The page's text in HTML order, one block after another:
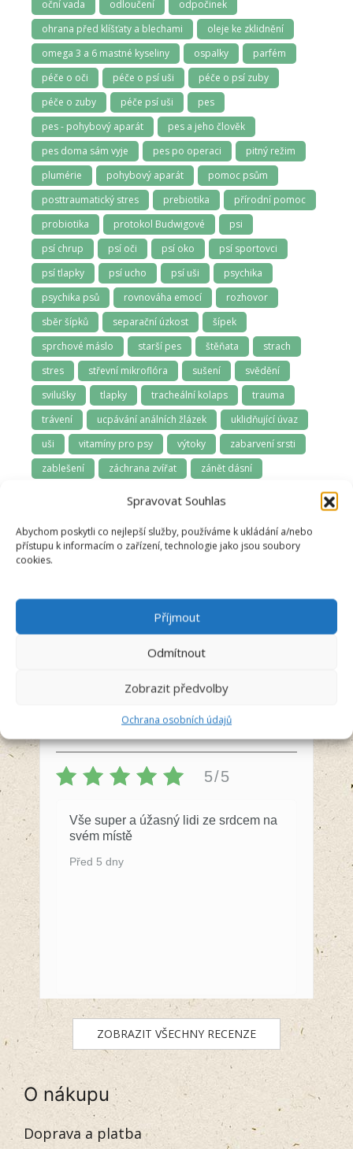
Spravovat Souhlas
Abychom poskytli co nejlepší služby, používáme k ukládání a/nebo
přístupu k informacím o zařízení, technologie jako jsou soubory
cookies.
Příjmout
Odmítnout
Zobrazit předvolby
Ochrana osobních údajů
oční vada
odloučení
odpočinek
ohrana před klíšťaty a blechami
oleje ke zklidnění
omega 3 a 6 mastné kyseliny
ospalky
parfém
péče o oči
péče o psí uši
péče o psí zuby
péče o zuby
péče psí uši
pes
pes - pohybový aparát
pes a jeho člověk
pes doma sám vyje
pes po operaci
pitný režim
plumérie
pohybový aparát
pomoc psům
posttraumatický stres
prebiotika
přírodní pomoc
probiotika
protokol Budwigové
psi
psí chrup
psí oči psí oko
psí sportovci
psí tlapky
psí ucho psí uši
psychika
psychika psů
rovnováha emocí
rozhovor
sběr šípků
separační úzkost
šípek
sprchové máslo
starší pes štěňata
strach
stres
střevní mikroflóra sušení
svědění
svilušky
tlapky tracheální kolaps
trauma
trávení
ucpávání análních žlázek
uklidňující úvaz
uši
vitamíny pro psy výtoky
zabarvení srsti
zablešení
záchrana zvířat
zánět dásní
zuby a dásně
zúžená průdušnice zvládání samoty
Recenzent
5/5
Vše super a úžasný lidi ze srdcem na
svém místě
Před 5 dny
ZOBRAZIT VŠECHNY RECENZE
O nákupu
Doprava a platba